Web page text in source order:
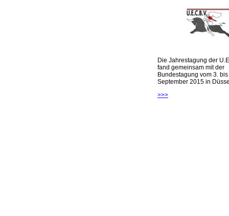
Die Jahrestagung der
fand gemeinsam mit der
Bundestagung vom 3. bis
September 2015 in
>>>